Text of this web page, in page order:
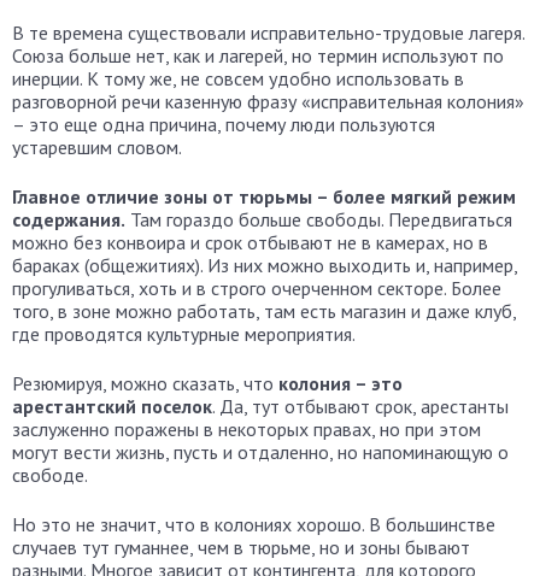
В те времена существовали исправительно-трудовые лагеря.
Союза больше нет, как и лагерей, но термин используют по
инерции. К тому же, не совсем удобно использовать в
разговорной речи казенную фразу «исправительная колония»
– это еще одна причина, почему люди пользуются
устаревшим словом.
Главное отличие зоны от тюрьмы – более мягкий режим
содержания. Там гораздо больше свободы. Передвигаться
можно без конвоира и срок отбывают не в камерах, но в
бараках (общежитиях). Из них можно выходить и, например,
прогуливаться, хоть и в строго очерченном секторе. Более
того, в зоне можно работать, там есть магазин и даже клуб,
где проводятся культурные мероприятия.
Резюмируя, можно сказать, что колония – это
арестантский поселок. Да, тут отбывают срок, арестанты
заслуженно поражены в некоторых правах, но при этом
могут вести жизнь, пусть и отдаленно, но напоминающую о
свободе.
Но это не значит, что в колониях хорошо. В большинстве
случаев тут гуманнее, чем в тюрьме, но и зоны бывают
разными. Многое зависит от контингента, для которого